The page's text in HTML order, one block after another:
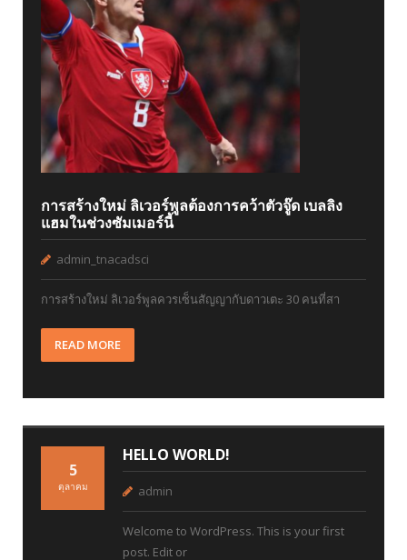
การสร้างใหม่ ลิเวอร์พูลต้องการคว้าตัวจู๊ด เบลลิง
แฮมในช่วงซัมเมอร์นี้
admin_tnacadsci
การสร้างใหม่ ลิเวอร์พูลควรเซ็นสัญญากับดาวเตะ 30 คนที่สา
READ MORE
HELLO WORLD!
5
ตุลาคม admin
Welcome to WordPress. This is your first
post. Edit or